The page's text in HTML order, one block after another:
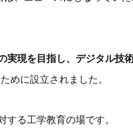
現を目指し、デジタル技
めに設立されました。
る工学教育の場です。